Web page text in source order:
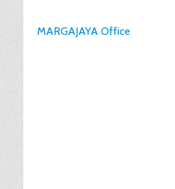
MARGAJAYA Office